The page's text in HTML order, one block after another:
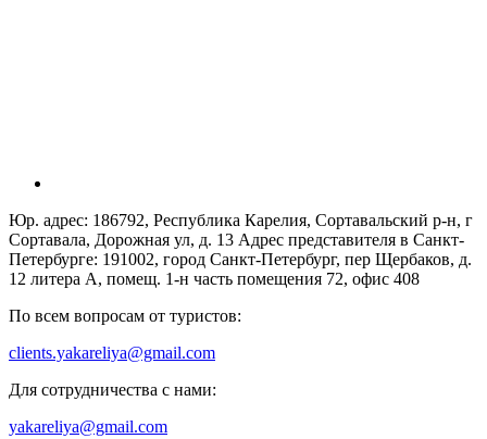
Юр. адрес: 186792, Республика Карелия, Сортавальский р-н, г
Сортавала, Дорожная ул, д. 13 Адрес представителя в Санкт-
Петербурге: 191002, город Санкт-Петербург, пер Щербаков, д.
12 литера А, помещ. 1-н часть помещения 72, офис 408
По всем вопросам от туристов:
clients.yakareliya@gmail.com
Для сотрудничества с нами:
yakareliya@gmail.com